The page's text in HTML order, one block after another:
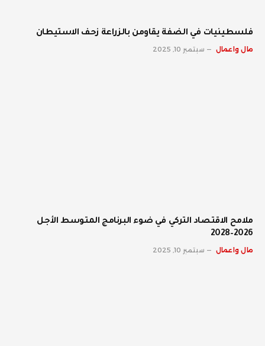
فلسطينيات في الضفة يقاومن بالزراعة زحف الاستيطان
مال واعمال سبتمبر 10, 2025
ملامح الاقتصاد التركي في ضوء البرنامج المتوسط الأجل
2026–2028
مال واعمال سبتمبر 10, 2025